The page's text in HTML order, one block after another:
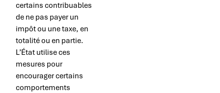
certains contribuables
de ne pas payer un
impôt ou une taxe, en
totalité ou en partie.
L’État utilise ces
mesures pour
encourager certains
comportements